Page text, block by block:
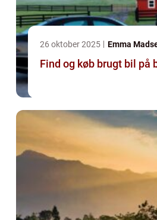
26 oktober 2025 Emma
Find og køb brugt bil på